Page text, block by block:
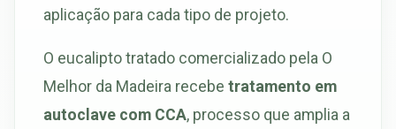
aplicação para cada tipo de projeto.
O eucalipto tratado comercializado pela O
Melhor da Madeira recebe tratamento em
autoclave com CCA, processo que amplia a